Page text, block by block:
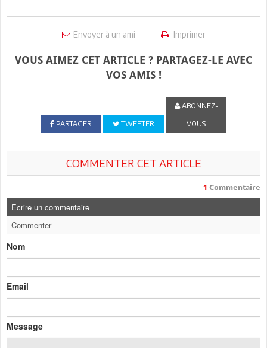
Envoyer à un ami Imprimer
VOUS AIMEZ CET ARTICLE ? PARTAGEZ-LE AVEC
VOS AMIS !
PARTAGER TWEETER
ABONNEZ-
VOUS
COMMENTER CET ARTICLE
1 Commentaire
Ecrire un commentaire
Commenter
Nom
Email
Message